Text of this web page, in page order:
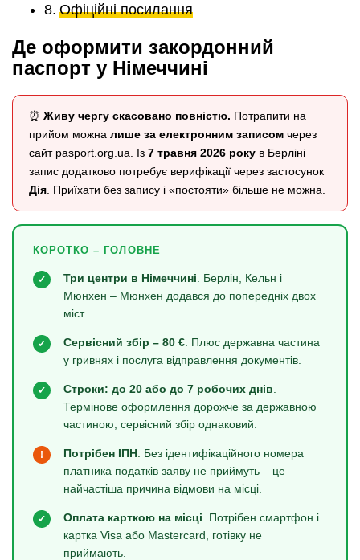
Офіційні посилання
Де оформити закордонний
паспорт у Німеччині
⏰ Живу чергу скасовано повністю. Потрапити на
прийом можна лише за електронним записом через
сайт pasport.org.ua. Із 7 травня 2026 року в Берліні
запис додатково потребує верифікації через застосунок
Дія . Приїхати без запису і «постояти» більше не можна.
КОРОТКО – ГОЛОВНЕ
✓ Три центри в Німеччині . Берлін, Кельн і
Мюнхен – Мюнхен додався до попередніх двох
міст.
✓ Сервісний збір – 80 € . Плюс державна частина
у гривнях і послуга відправлення документів.
✓ Строки: до 20 або до 7 робочих днів
Термінове оформлення дорожче за державною
частиною, сервісний збір однаковий.
! Потрібен ІПН . Без ідентифікаційного номера
платника податків заяву не приймуть – це
найчастіша причина відмови на місці.
✓ Оплата карткою на місці . Потрібен смартфон і
картка Visa або Mastercard, готівку не
приймають.